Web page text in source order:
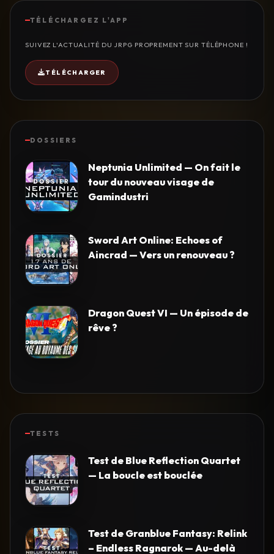
TÉLÉCHARGEZ L'APP
SUIVEZ L'ACTUALITÉ DU JRPG PROPREMENT SUR TÉLÉPHONE !
TÉLÉCHARGER
DOSSIERS
Neptunia Unlimited — On fait le
tour du nouveau visage de
Gamindustri
Sword Art Online: Echoes of
Aincrad — Vers un renouveau ?
Dragon Quest VI — Un épisode de
rêve ?
TESTS
Test de Blue Reflection Quartet
— La boucle est bouclée
Test de Granblue Fantasy: Relink
– Endless Ragnarok — Au-delà